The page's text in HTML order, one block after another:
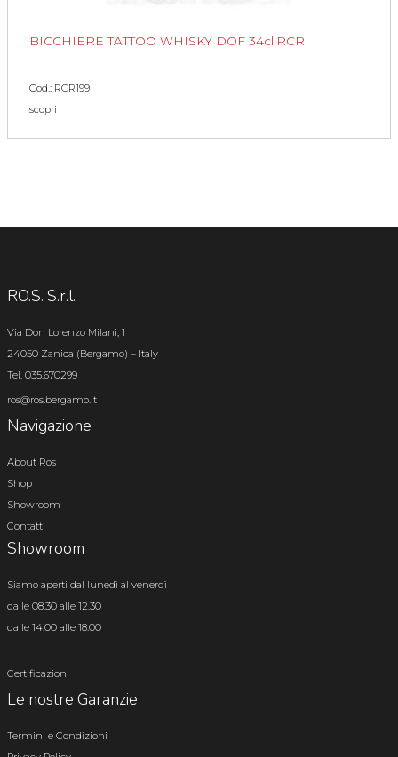
BICCHIERE TATTOO WHISKY DOF 34cl.RCR
Cod.: RCR199
scopri
RO.S. S.r.l.
Via Don Lorenzo Milani, 1
24050 Zanica (Bergamo) – Italy
Tel. 035.670299
ros@ros.bergamo.it
Navigazione
About Ros
Shop
Showroom
Contatti
Showroom
Siamo aperti dal lunedì al venerdì
dalle 08.30 alle 12.30
dalle 14.00 alle 18.00
Certificazioni
Le nostre Garanzie
Termini e Condizioni